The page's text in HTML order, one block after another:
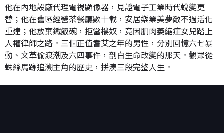
他在內地設廠代理電視顯像器，見證電子工業時代蛻變更
替；他在舊區經營茶餐廳數十載，安居樂業美夢敵不過活化
重建；他放棄鐵飯碗，拒當樓奴，竟因肌肉萎縮症女兒踏上
人權律師之路。三個正值耆艾之年的男性，分別回憶六七暴
動、文革偷渡潮及六四事件，剖白生命改變的那天。觀眾從
蛛絲馬跡追溯主角的歷史，拼湊三段完整人生。